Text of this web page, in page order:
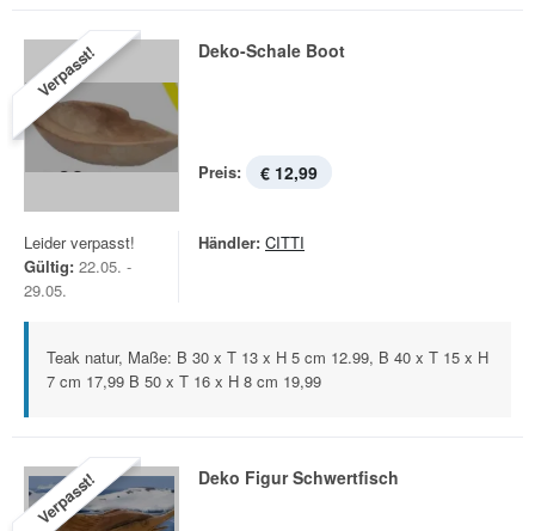
Verpasst! Deko-Schale Boot
Preis: € 12,99
Leider verpasst!
Gültig: 22.05. -
29.05.
Händler: CITTI
Teak natur, Maße: B 30 x T 13 x H 5 cm 12.99, B 40 x T 15 x H
7 cm 17,99 B 50 x T 16 x H 8 cm 19,99
Verpasst! Deko Figur Schwertfisch